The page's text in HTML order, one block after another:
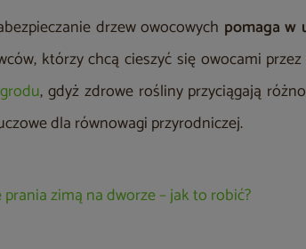
drzew owocowych pomaga w
którzy chcą cieszyć się owocami
, gdyż zdrowe rośliny przyciągają
dla równowagi przyrodniczej.
prania zimą na dworze – jak to robić?